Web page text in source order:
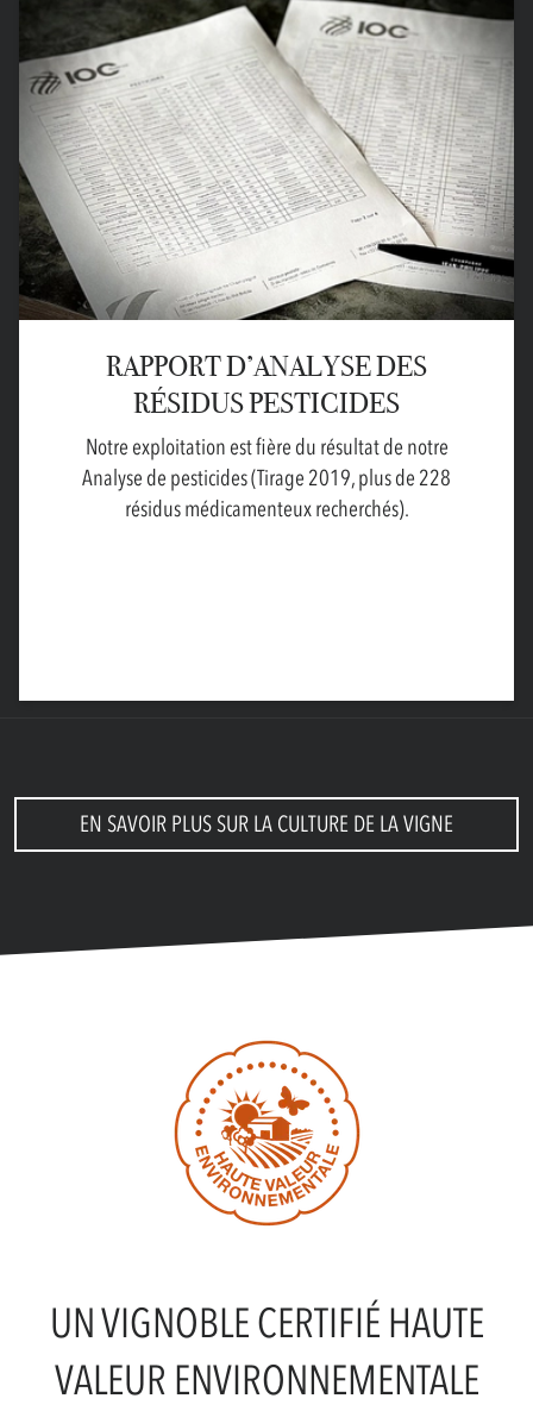
RAPPORT D’ANALYSE DES
RÉSIDUS PESTICIDES
Notre exploitation est fière du résultat de notre
Analyse de pesticides (Tirage 2019, plus de 228
résidus médicamenteux recherchés).
EN SAVOIR PLUS SUR LA CULTURE DE LA VIGNE
UN VIGNOBLE CERTIFIÉ HAUTE
VALEUR ENVIRONNEMENTALE